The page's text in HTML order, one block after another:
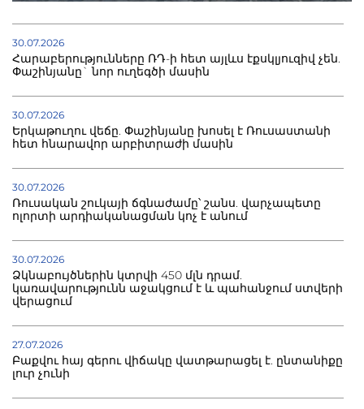
30.07.2026
Հարաբերությունները ՌԴ-ի հետ այլևս էքսկլյուզիվ չեն.
Փաշինյանը` նոր ուղեգծի մասին
30.07.2026
Երկաթուղու վեճը. Փաշինյանը խոսել է Ռուսաստանի
հետ հնարավոր արբիտրաժի մասին
30.07.2026
Ռուսական շուկայի ճգնաժամը՝ շանս. վարչապետը
ոլորտի արդիականացման կոչ է անում
30.07.2026
Ձկնաբույծներին կտրվի 450 մլն դրամ.
կառավարությունն աջակցում է և պահանջում ստվերի
վերացում
27.07.2026
Բաքվու հայ գերու վիճակը վատթարացել է. ընտանիքը
լուր չունի